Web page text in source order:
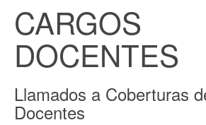
CARGOS
DOCENTES
Llamados a Coberturas
Docentes